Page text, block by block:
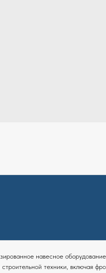
навесное
техники, включая